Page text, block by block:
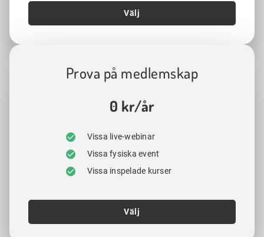
Välj
Prova på medlemskap
0 kr/år
Vissa live-webinar
Vissa fysiska event
Vissa inspelade kurser
Välj